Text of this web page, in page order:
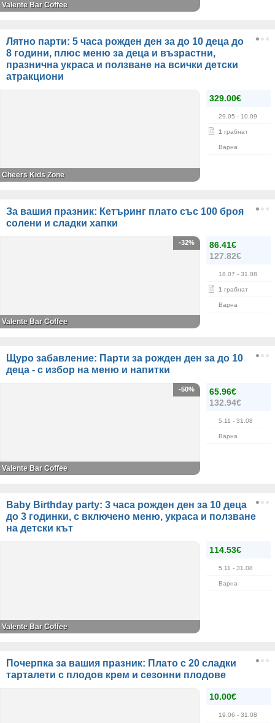
Valente Bar Coffee
Лятно парти: 5 часа рожден ден за до 10 деца до
8 години, плюс меню за деца и възрастни,
празнична украса и ползване на всички детски
атракциони
329.00€
29.05 - 10.09
1 грабнат
Варна
Cheers Kids Zone
За вашия празник: Кетъринг плато със 100 броя
солени и сладки хапки
86.41€
127.82€
18.07 - 31.08
1 грабнат
Варна
-32%
Valente Bar Coffee
Щуро забавление: Парти за рожден ден за до 10
деца - с избор на меню и напитки
65.96€
132.94€
5.11 - 31.08
Варна
-50%
Valente Bar Coffee
Baby Birthday party: 3 часа рожден ден за 10 деца
до 3 годинки, с включено меню, украса и ползване
на детски кът
114.53€
5.11 - 31.08
Варна
Valente Bar Coffee
Почерпка за вашия празник: Плато с 20 сладки
тарталети с плодов крем и сезонни плодове
10.00€
19.06 - 31.08